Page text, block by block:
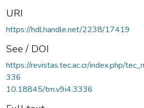
URI
https://hdl.handle.net/2238/17419
See / DOI
https://revistas.tec.ac.cr/index.php/
336
10.18845/tm.v9i4.3336